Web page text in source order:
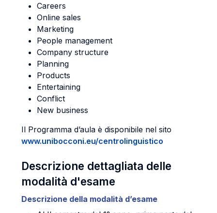
Careers
Online sales
Marketing
People management
Company structure
Planning
Products
Entertaining
Conflict
New business
Il Programma d’aula è disponibile nel sito
www.unibocconi.eu/centrolinguistico
Descrizione dettagliata delle
modalità d'esame
Descrizione della modalità d’esame